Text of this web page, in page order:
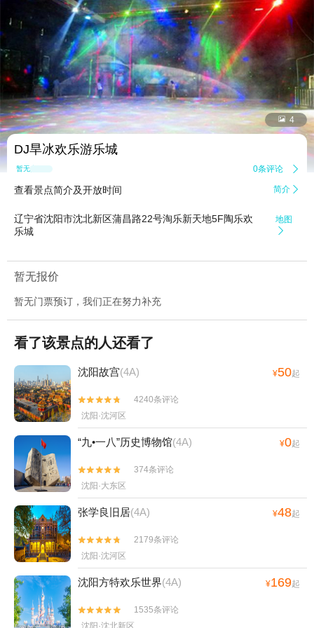
 4
DJ旱冰欢乐游乐城
暂无点评 0条评论 
查看景点简介及开放时间 简介 
辽宁省沈阳市沈北新区蒲昌路22号淘乐新天地5F陶乐欢
乐城
地图

暂无报价
暂无门票预订，我们正在努力补充
看了该景点的人还看了
沈阳故宫(4A) ¥50起


4240条评论
沈阳·沈河区
“九•一八”历史博物馆(4A) ¥0起


374条评论
沈阳·大东区
张学良旧居(4A) ¥48起


2179条评论
沈阳·沈河区
沈阳方特欢乐世界(4A) ¥169起


1535条评论
